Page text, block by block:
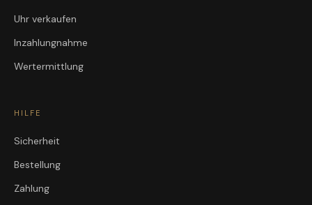
Uhr verkaufen
Inzahlungnahme
Wertermittlung
HILFE
Sicherheit
Bestellung
Zahlung